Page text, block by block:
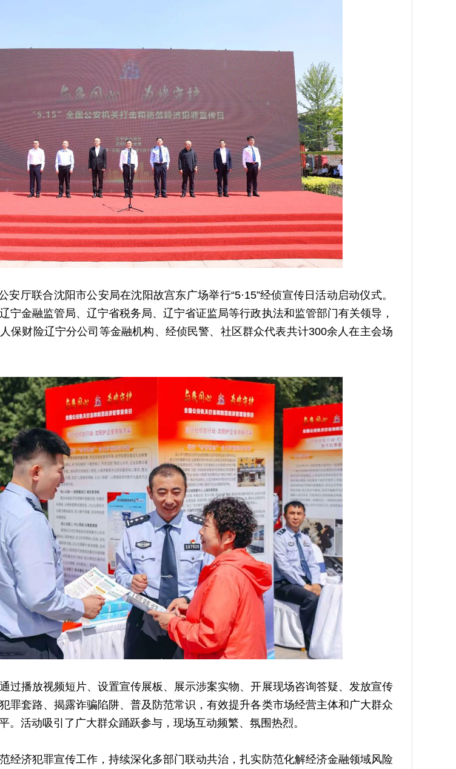
联合沈阳市公安局在沈阳故宫东广场举行“5·15”经侦宣传日活动启动仪式。
宁金融监管局、辽宁省税务局、辽宁省证监局等行政执法和监管部门有关领导，
保财险辽宁分公司等金融机构、经侦民警、社区群众代表共计300余人在主会场
播放视频短片、设置宣传展板、展示涉案实物、开展现场咨询答疑、发放宣传
罪套路、揭露诈骗陷阱、普及防范常识，有效提升各类市场经营主体和广大群众
。活动吸引了广大群众踊跃参与，现场互动频繁、氛围热烈。
济犯罪宣传工作，持续深化多部门联动共治，扎实防范化解经济金融领域风险